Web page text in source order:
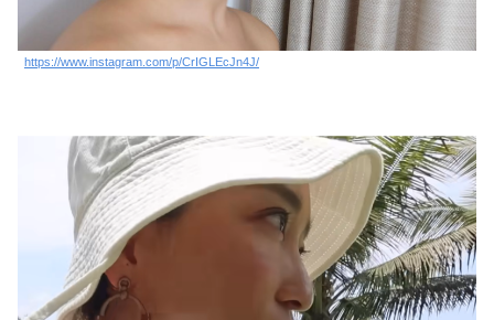
https://www.instagram.com/p/CrIGLEcJn4J/